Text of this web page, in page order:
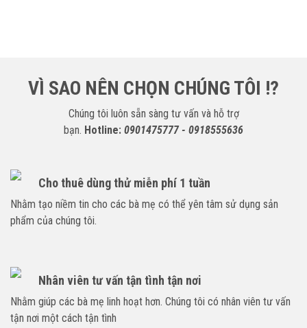
VÌ SAO NÊN CHỌN CHÚNG TÔI !?
Chúng tôi luôn sẵn sàng tư vấn và hỗ trợ
bạn. Hotline: 0901475777 - 0918555636
Cho thuê dùng thử miễn phí 1 tuần
Nhằm tạo niềm tin cho các bà mẹ có thể yên tâm sử dụng sản
phẩm của chúng tôi.
Nhân viên tư vấn tận tình tận nơi
Nhằm giúp các bà mẹ linh hoạt hơn. Chúng tôi có nhân viên tư vấn
tận nơi một cách tận tình